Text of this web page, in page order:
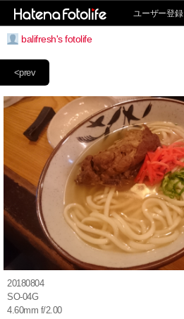
ユーザー登録
balifresh's fotolife
<prev
20180804
SO-04G
4.60mm f/2.00